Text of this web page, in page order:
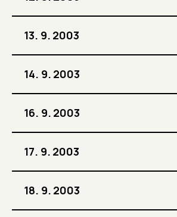
13. 9. 2003
14. 9. 2003
16. 9. 2003
17. 9. 2003
18. 9. 2003